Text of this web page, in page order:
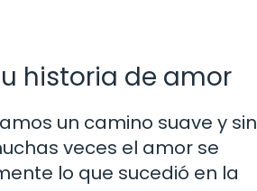
historia de amor
un camino suave y sin
veces el amor se
lo que sucedió en la